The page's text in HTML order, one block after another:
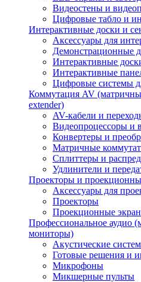
Видеостены и
Цифровые табло и
Интерактивные доски и
Аксессуары для
Демонстрационные
Интерактивные
Интерактивные
Цифровые системы
Коммутация AV
extender)
AV-кабели и
Видеопроцессоры и
Конвертеры и
Матричные
Сплиттеры и
Удлинители и
Проекторы и
Аксессуары для
Проекторы
Проекционные
Профессиональное
мониторы)
Акустические
Готовые решения и
Микрофоны
Микшерные пульты